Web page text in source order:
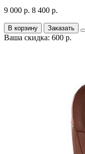
9 000 р. 8 400 р.
В корзину Заказать
Ваша скидка: 600 р.